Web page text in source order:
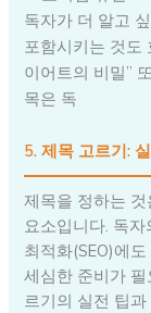
독자가 더 알고
포함시키는 것도
이어트의 비밀”
목은 독
5. 제목 고르기:
제목을 정하는
요소입니다. 독
최적화(SEO)에
세심한 준비가
르기의 실전 팁